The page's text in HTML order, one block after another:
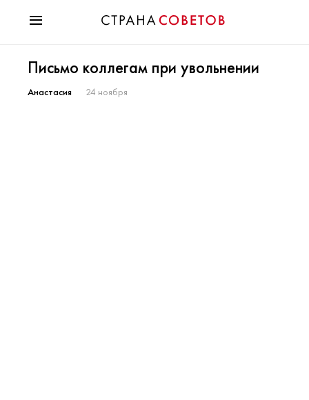
Мода
Звезды
Письмо коллегам при увольнении
Анастасия 24 ноября